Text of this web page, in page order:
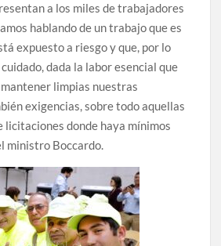
a los miles de trabajadores
hablando de un trabajo que es
expuesto a riesgo y que, por lo
dada la labor esencial que
limpias nuestras
exigencias, sobre todo aquellas
licitaciones donde haya mínimos
ministro Boccardo.